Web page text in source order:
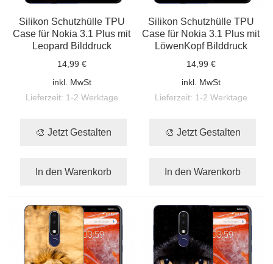
Silikon Schutzhülle TPU
Case für Nokia 3.1 Plus mit
Leopard Bilddruck
14,99 €
inkl. MwSt
Lieferzeit: 1-2 Werktage
🎨 Jetzt Gestalten
In den Warenkorb
Silikon Schutzhülle TPU
Case für Nokia 3.1 Plus mit
LöwenKopf Bilddruck
14,99 €
inkl. MwSt
Lieferzeit: 1-2 Werktage
🎨 Jetzt Gestalten
In den Warenkorb